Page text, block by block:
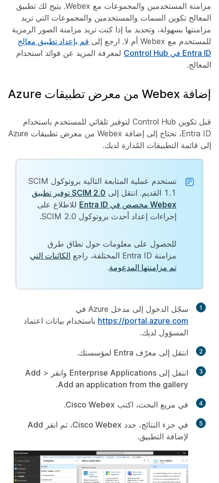
مزامنة المستخدمين والمجموعات مع Webex. يتيح لك تطبيق
المعالج تكوين السمات والمستخدمين والمجموعات التي تريد
مزامنتها بسهولة، وتحديد ما إذا كنت تريد مزامنة الصور الرمزية
للمستخدم مع Webex أم لا. ارجع إلى
قم بإعداد تطبيق معالج
Entra ID في Control Hub
لمعرفة المزيد عن فوائد استخدام
المعالج.
إضافة Webex من معرض تطبيقات Azure
قبل تكوين Control Hub لتوفير تلقائي للمستخدم باستخدام
Entra ID، تحتاج إلى إضافة Webex من معرض تطبيقات Azure
إلى قائمة التطبيقات المُدارة لديك.
تستخدم عملية المتابعة التالية بروتوكول SCIM
1.1 القديم. انتقل إلى
SCIM 2.0 توفير تطبيق
Webex مخصص في Entra ID
للاطلاع على
إجراءات إعداد أحدث بروتوكول SCIM 2.0.
للحصول على معلومات حول نطاق طرق
مزامنة Entra ID المختلفة، راجع
الكائنات التي
تم مزامنتها المدعومة.
1
سجّل الدخول إلى مدخل Azure في
https://portal.azure.com باستخدام بيانات اعتماد
المسؤول لديك.
2 انتقل إلى معرّف Entra لمؤسستك.
3 انتقل إلى Enterprise Applications وانقر Add >
Add an application from the gallery
.
4 في مربع البحث، اكتب Cisco Webex
.
5 في جزء النتائج، حدد Cisco Webex، ثم انقر Add
لإضافة التطبيق.